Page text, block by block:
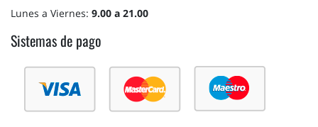
Lunes a Viernes: 9.00 a 21.00
Sistemas de pago